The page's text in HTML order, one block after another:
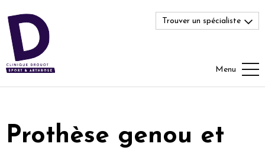
Trouver un spécialiste
Menu
Prothèse genou et